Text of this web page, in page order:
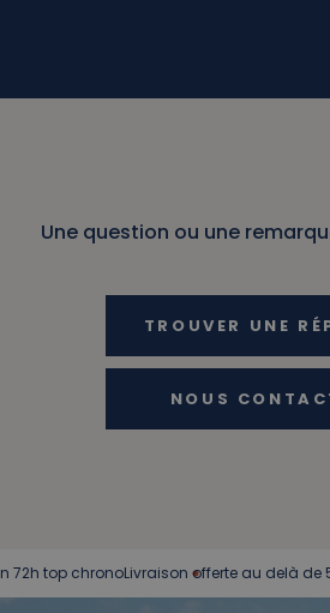
Une question ou une
TROUVER UNE
NOUS
Livraison offerte au delà de 50€